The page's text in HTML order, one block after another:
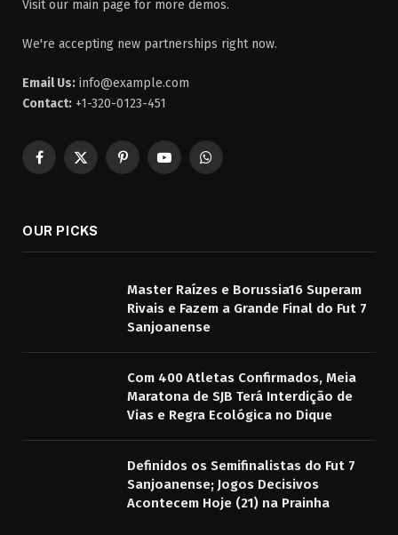
Visit our main page for more demos.
We're accepting new partnerships right now.
Email Us: info@example.com
Contact: +1-320-0123-451
Facebook
X
PinterestYouTubeWhatsApp
OUR PICKS
Master Raízes e Borussia16 Superam
Rivais e Fazem a Grande Final do Fut 7
Sanjoanense
Com 400 Atletas Confirmados, Meia
Maratona de SJB Terá Interdição de
Vias e Regra Ecológica no Dique
Definidos os Semifinalistas do Fut 7
Sanjoanense; Jogos Decisivos
Acontecem Hoje (21) na Prainha